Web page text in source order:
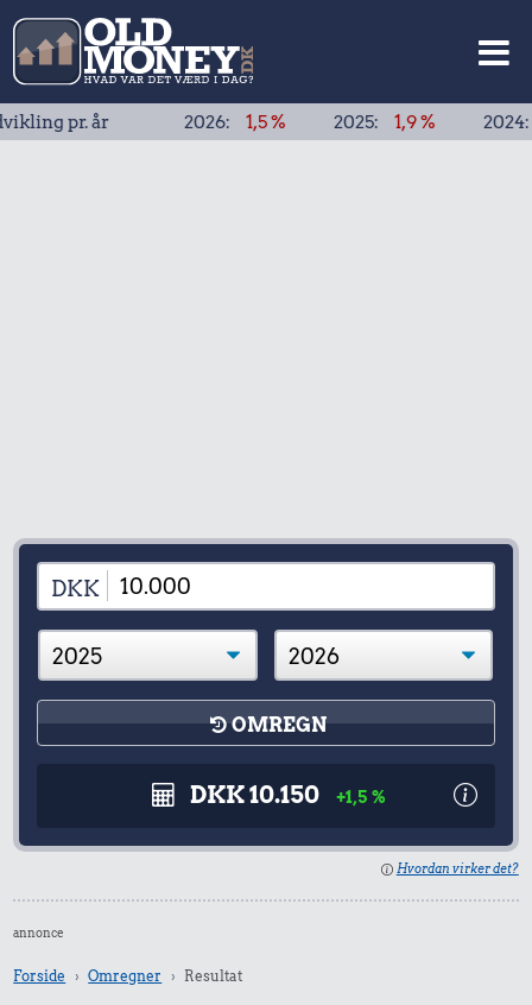
pr. år2026: 1,5 % 2025: 1,9 % 2024: 1,9 %
DKK
OMREGN
DKK 10.150 +1,5 %
Hvordan virker det?
annonce
Forside Omregner Resultat